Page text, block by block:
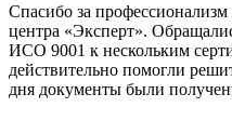
Спасибо за
центра «Эксперт».
ИСО 9001 к нескольким
действительно помогли
дня документы были